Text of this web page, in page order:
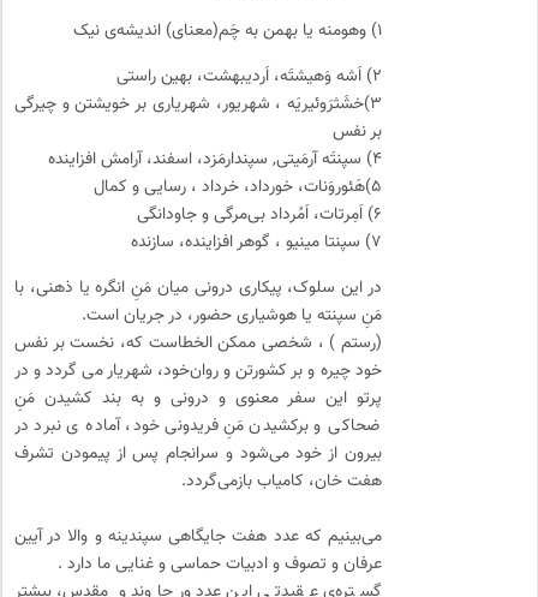
۱) وهومنه یا بهمن به چَم(معنای) اندیشه‌ی نیک
۲) اَشه وَهیشتَه، اَردیبهشت، بهین راستی
۳)خشَثرَوئیریَه ، شهریور، شهریاری بر خویشتن و چیرگی
بر نفس
۴) سپنتَه آرمَیتی, سپندارمَزد، اسفند، آرامش افزاینده
۵)هَئوروَنات، خورداد، خرداد ، رسایی و کمال
۶) اَمِرتات، اَمُرداد بی‌مرگی و جاودانگی
۷) سپنتا مینیو ، گوهر افزاینده، سازنده
در این سلوک، پیکاری درونی میان مَنِ انگره یا ذهنی، با
مَنِ سپنته یا هوشیاری حضور، در جریان است.
(رستم ) ، شخصی ممکن الخطاست که، نخست بر نفس
خود چیره و بر کشورتن و‌ روان‌خود، شهریار می گردد و در
پرتو این سفر معنوی و درونی و به بند کشیدن مَنِ
ضحاکی و برکشیدن مَنِ فریدونی خود، آماده ی نبرد در
بیرون از خود می‌شود و سرانجام پس از پیمودن تشرف
هفت خان، کامیاب بازمی‌گردد.
می‌بینیم که عدد هفت جایگاهی سپندینه و والا در آیین
عرفان و تصوف و ادبیات حماسی و غنایی ما دارد .
گستره‌ی عقیدتی این عدد ورجاوند و مقدس، بیشتر